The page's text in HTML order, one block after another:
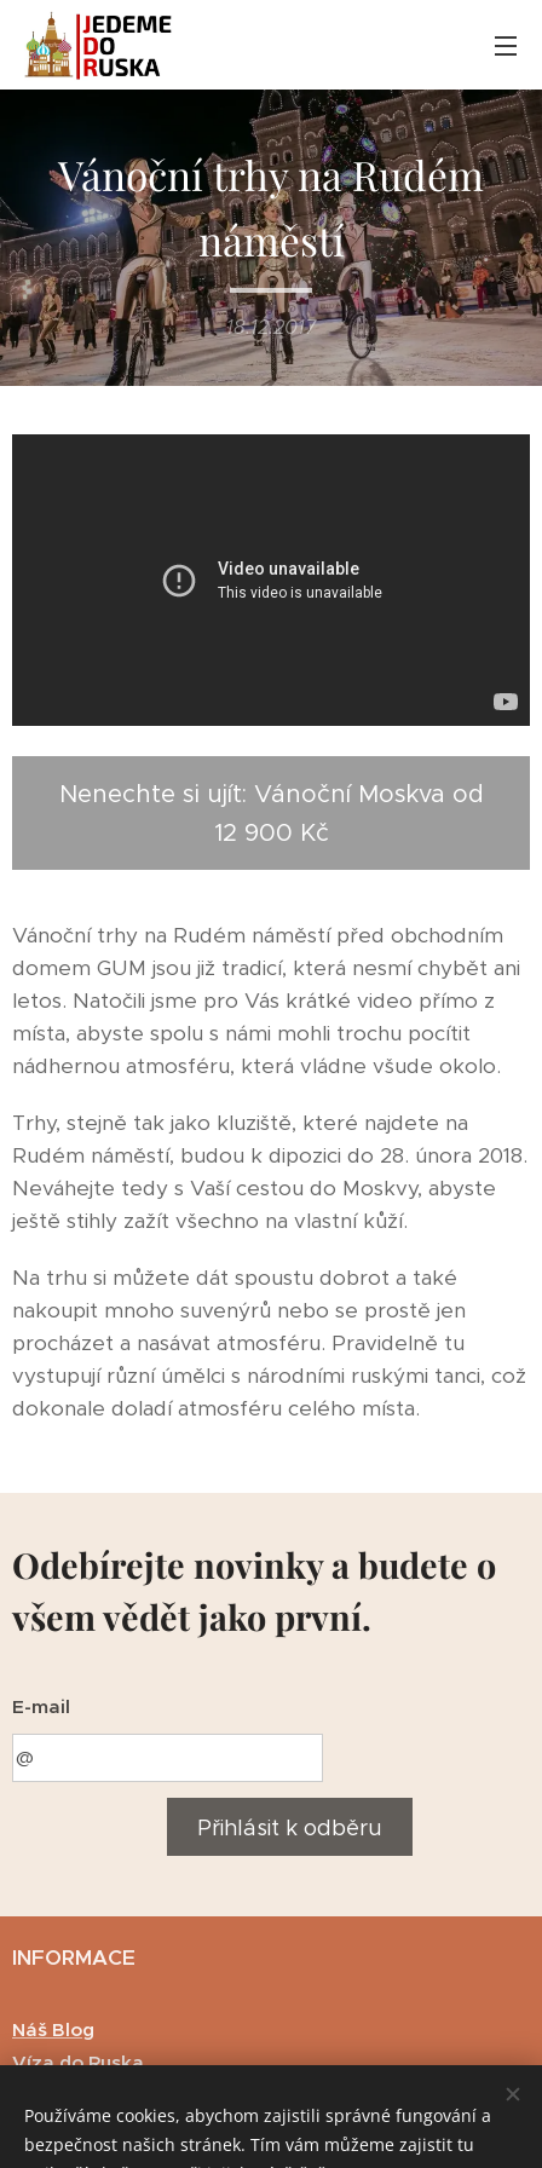
Vánoční trhy na Rudém
náměstí
18.12.2017
Nenechte si ujít: Vánoční Moskva od
12 900 Kč
Vánoční trhy na Rudém náměstí před obchodním
domem GUM jsou již tradicí, která nesmí chybět ani
letos. Natočili jsme pro Vás krátké video přímo z
místa, abyste spolu s námi mohli trochu pocítit
nádhernou atmosféru, která vládne všude okolo.
Trhy, stejně tak jako kluziště, které najdete na
Rudém náměstí, budou k dipozici do 28. února 2018.
Neváhejte tedy s Vaší cestou do Moskvy, abyste
ještě stihly zažít všechno na vlastní kůží.
Na trhu si můžete dát spoustu dobrot a také
nakoupit mnoho suvenýrů nebo se prostě jen
procházet a nasávat atmosféru. Pravidelně tu
vystupují různí úmělci s národními ruskými tanci, což
dokonale doladí atmosféru celého místa.
Odebírejte novinky a budete o
všem vědět jako první.
E-mail
Přihlásit k odběru
INFORMACE
Náš Blog
Víza do Ruska
Důležité informace
Používáme cookies, abychom zajistili správné fungování a
bezpečnost našich stránek. Tím vám můžeme zajistit tu